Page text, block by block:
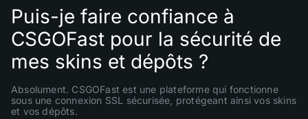
Puis-je faire confiance à
CSGOFast pour la sécurité de
mes skins et dépôts ?
Absolument. CSGOFast est une plateforme qui fonctionne
sous une connexion SSL sécurisée, protégeant ainsi vos skins
et vos dépôts.